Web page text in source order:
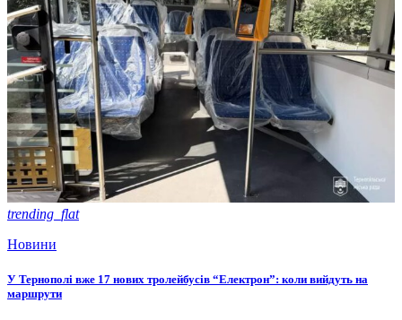
trending_flat
Новини
У Тернополі вже 17 нових тролейбусів “Електрон”: коли вийдуть на
маршрути